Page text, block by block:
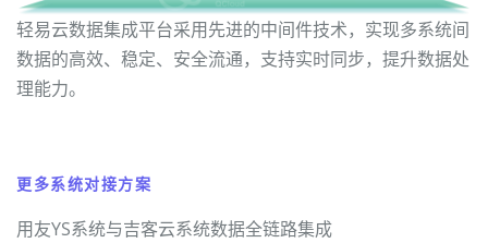
轻易云数据集成平台采用先进的中间件技术，实现多系统间
数据的高效、稳定、安全流通，支持实时同步，提升数据处
理能力。
更多系统对接方案
用友YS系统与吉客云系统数据全链路集成